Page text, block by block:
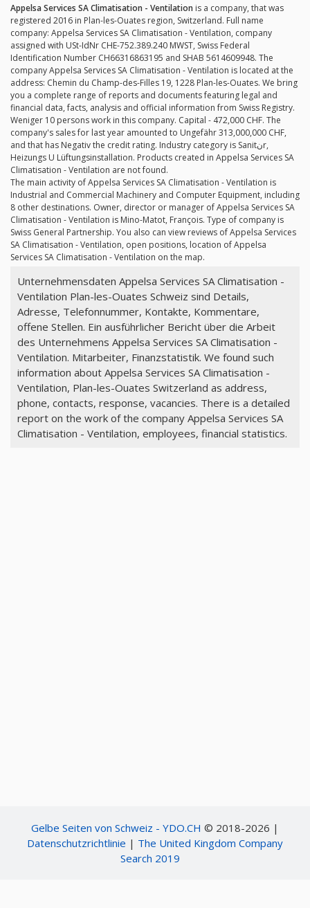
Appelsa Services SA Climatisation - Ventilation is a company, that was
registered 2016 in Plan-les-Ouates region, Switzerland. Full name
company: Appelsa Services SA Climatisation - Ventilation, company
assigned with USt-IdNr CHE-752.389.240 MWST, Swiss Federal
Identification Number CH66316863195 and SHAB 5614609948. The
company Appelsa Services SA Climatisation - Ventilation is located at the
address: Chemin du Champ-des-Filles 19, 1228 Plan-les-Ouates. We bring
you a complete range of reports and documents featuring legal and
financial data, facts, analysis and official information from Swiss Registry.
Weniger 10 persons work in this company. Capital - 472,000 CHF. The
company's sales for last year amounted to Ungefähr 313,000,000 CHF,
and that has Negativ the credit rating. Industry category is Sanitنr,
Heizungs U Lüftungsinstallation. Products created in Appelsa Services SA
Climatisation - Ventilation are not found.
The main activity of Appelsa Services SA Climatisation - Ventilation is
Industrial and Commercial Machinery and Computer Equipment, including
8 other destinations. Owner, director or manager of Appelsa Services SA
Climatisation - Ventilation is Mino-Matot, François. Type of company is
Swiss General Partnership. You also can view reviews of Appelsa Services
SA Climatisation - Ventilation, open positions, location of Appelsa
Services SA Climatisation - Ventilation on the map.
Unternehmensdaten Appelsa Services SA Climatisation -
Ventilation Plan-les-Ouates Schweiz sind Details,
Adresse, Telefonnummer, Kontakte, Kommentare,
offene Stellen. Ein ausführlicher Bericht über die Arbeit
des Unternehmens Appelsa Services SA Climatisation -
Ventilation. Mitarbeiter, Finanzstatistik. We found such
information about Appelsa Services SA Climatisation -
Ventilation, Plan-les-Ouates Switzerland as address,
phone, contacts, response, vacancies. There is a detailed
report on the work of the company Appelsa Services SA
Climatisation - Ventilation, employees, financial statistics.
Gelbe Seiten von Schweiz - YDO.CH © 2018-2026 |
Datenschutzrichtlinie | The United Kingdom Company
Search 2019